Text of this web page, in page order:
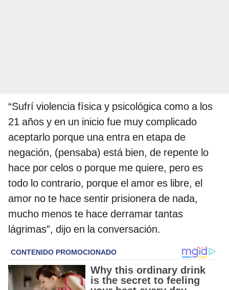
“Sufrí violencia física y psicológica como a los
21 años y en un inicio fue muy complicado
aceptarlo porque una entra en etapa de
negación, (pensaba) está bien, de repente lo
hace por celos o porque me quiere, pero es
todo lo contrario, porque el amor es libre, el
amor no te hace sentir prisionera de nada,
mucho menos te hace derramar tantas
lágrimas”, dijo en la conversación.